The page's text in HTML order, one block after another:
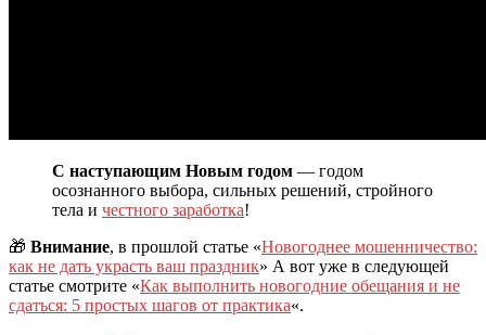
С наступающим Новым годом — годом
осознанного выбора, сильных решений, стройного
тела и честного заработка!
🎁 Внимание, в прошлой статье «Новогоднее мошенничество:
как не дать украсть ваш праздник» А вот уже в следующей
статье смотрите «Как выполнить новогодние обещания и не
сдаться: 5 простых шагов от практика«.